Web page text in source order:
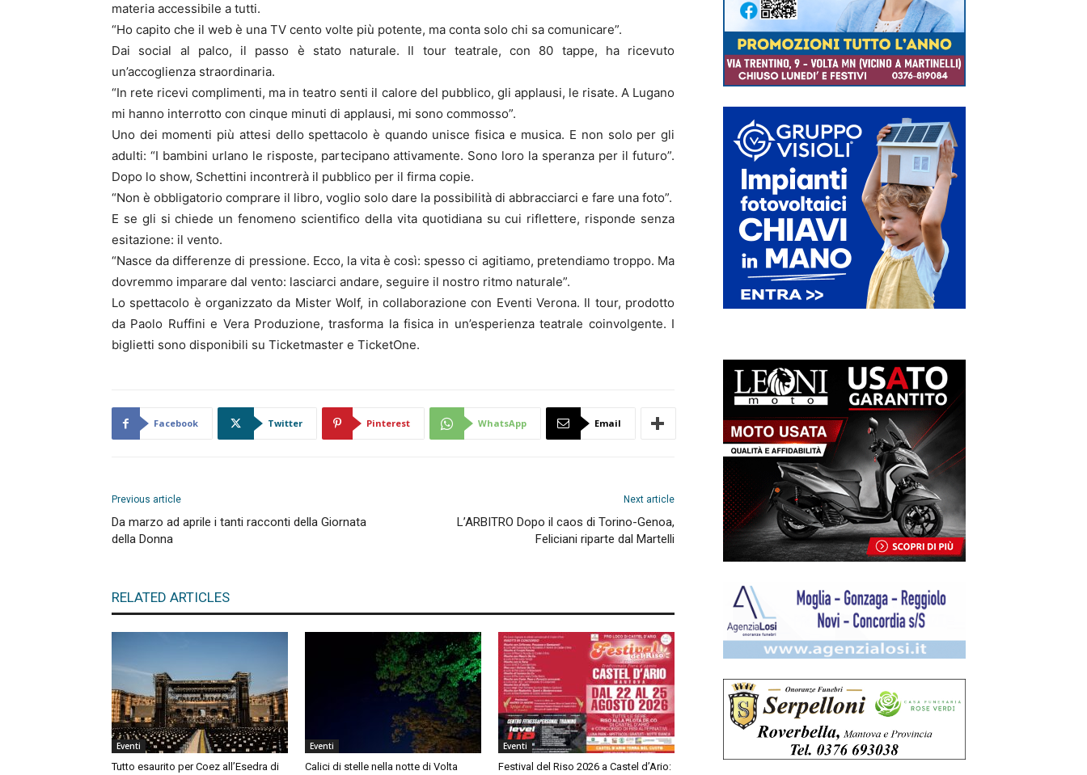
materia accessibile a tutti.
“Ho capito che il web è una TV cento volte più potente, ma conta solo chi sa comunicare”.
Dai social al palco, il passo è stato naturale. Il tour teatrale, con 80 tappe, ha ricevuto
un’accoglienza straordinaria.
“In rete ricevi complimenti, ma in teatro senti il calore del pubblico, gli applausi, le risate. A Lugano
mi hanno interrotto con cinque minuti di applausi, mi sono commosso”.
Uno dei momenti più attesi dello spettacolo è quando unisce fisica e musica. E non solo per gli
adulti: “I bambini urlano le risposte, partecipano attivamente. Sono loro la speranza per il futuro”.
Dopo lo show, Schettini incontrerà il pubblico per il firma copie.
“Non è obbligatorio comprare il libro, voglio solo dare la possibilità di abbracciarci e fare una foto”.
E se gli si chiede un fenomeno scientifico della vita quotidiana su cui riflettere, risponde senza
esitazione: il vento.
“Nasce da differenze di pressione. Ecco, la vita è così: spesso ci agitiamo, pretendiamo troppo. Ma
dovremmo imparare dal vento: lasciarci andare, seguire il nostro ritmo naturale”.
Lo spettacolo è organizzato da Mister Wolf, in collaborazione con Eventi Verona. Il tour, prodotto
da Paolo Ruffini e Vera Produzione, trasforma la fisica in un’esperienza teatrale coinvolgente. I
biglietti sono disponibili su Ticketmaster e TicketOne.
Facebook Twitter Pinterest WhatsApp Email
Previous article
Da marzo ad aprile i tanti racconti della Giornata
della Donna
Next article
L’ARBITRO Dopo il caos di Torino-Genoa,
Feliciani riparte dal Martelli
RELATED ARTICLES
Eventi
Tutto esaurito per Coez all’Esedra di
Eventi
Calici di stelle nella notte di Volta
Eventi
Festival del Riso 2026 a Castel d’Ario: